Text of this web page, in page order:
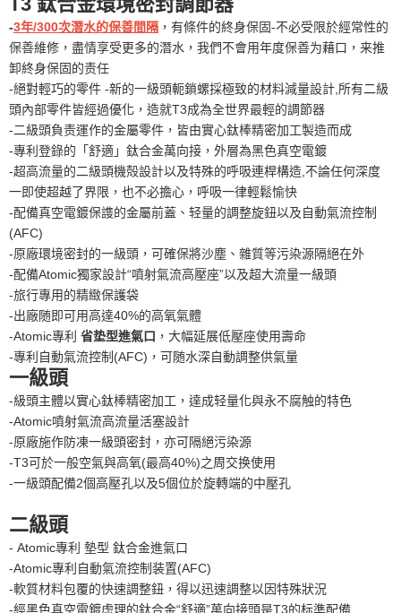
-3年/300次潛水的保善間隔 ，有條件的終身保固-不必受限於經常性的
保善維修，盡情享受更多的潛水，我們不會用年度保善为藉口，来推
卸終身保固的责任
-絕對輕巧的零件 -新的一級頭軛鎖螺採極致的材料減量設計,所有二級
頭內部零件皆經過優化，造就T3成為全世界最輕的調節器
-二級頭負责運作的金屬零件，皆由實心鈦棒精密加工製造而成
-專利登錄的「舒適」鈦合金萬向接，外層為黑色真空電鍍
-超高流量的二級頭機殻設計以及特殊的呼吸連桿構造,不論任何深度
一即使超越了界限，也不必擔心，呼吸一律輕鬆愉快
-配備真空電鍍保謢的金屬前蓋、轻量的調整旋鈕以及自動氣流控制
(AFC)
-原廠環境密封的一級頭，可確保將沙塵、雜質等污染源隔絕在外
-配備Atomic獨家設計“噴射氣流高壓座”以及超大流量一級頭
-旅行專用的精緻保護袋
-出廠随即可用高達40%的高氧氣體
-Atomic專利 省垫型進氣口 ，大幅延展低壓座使用壽命
-專利自動氣流控制(AFC)，可随水深自動調整供氣量
一級頭
-級頭主體以實心鈦棒精密加工，達成轻量化與永不腐触的特色
-Atomic噴射氣流高流量活塞設計
-原廠施作防凍一級頭密封，亦可隔絕污染源
-T3可於一般空氣與高氧(最高40%)之周交换使用
-一級頭配備2個高壓孔以及5個位於旋轉端的中壓孔
二級頭
- Atomic專利 墊型 鈦合金進氣口
-Atomic專利自動氣流控制装置(AFC)
-軟質材料包覆的快速調整鈕，得以迅速調整以因特殊狀況
-經黑色真空電鍍虑理的鈦合金“舒適”萬向接頭是T3的标準配備